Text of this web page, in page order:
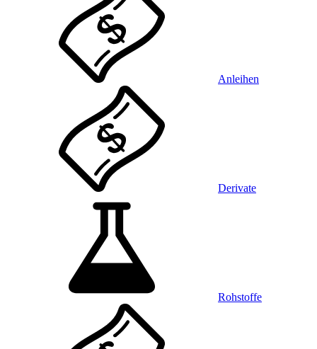
Anleihen
Derivate
Rohstoffe